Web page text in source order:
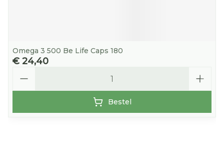
Omega 3 500 Be Life Caps 180
€ 24,40
Bestel